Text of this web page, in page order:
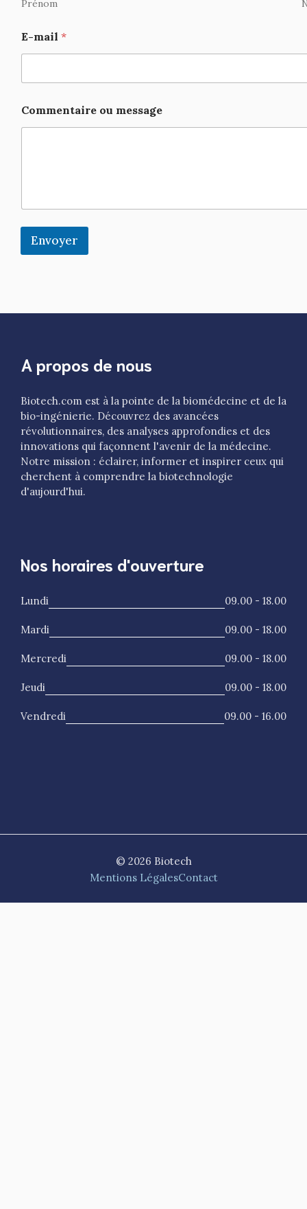
Prénom
E-mail *
Commentaire ou message
Envoyer
A propos de nous
Biotech.com est à la pointe de la biomédecine et de la
bio-ingénierie. Découvrez des avancées
révolutionnaires, des analyses approfondies et des
innovations qui façonnent l'avenir de la médecine.
Notre mission : éclairer, informer et inspirer ceux qui
cherchent à comprendre la biotechnologie
d'aujourd'hui.
Nos horaires d'ouverture
Lundi 09.00 - 18.00
Mardi 09.00 - 18.00
Mercredi 09.00 - 18.00
Jeudi 09.00 - 18.00
Vendredi 09.00 - 16.00
© 2026 Biotech
Mentions LégalesContact